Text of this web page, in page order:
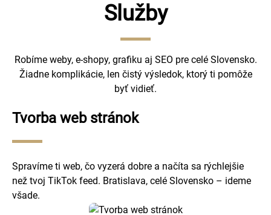
Služby
Robíme weby, e-shopy, grafiku aj SEO pre celé Slovensko.
Žiadne komplikácie, len čistý výsledok, ktorý ti pomôže
byť vidieť.
Tvorba web stránok
Spravíme ti web, čo vyzerá dobre a načíta sa rýchlejšie
než tvoj TikTok feed. Bratislava, celé Slovensko – ideme
všade.